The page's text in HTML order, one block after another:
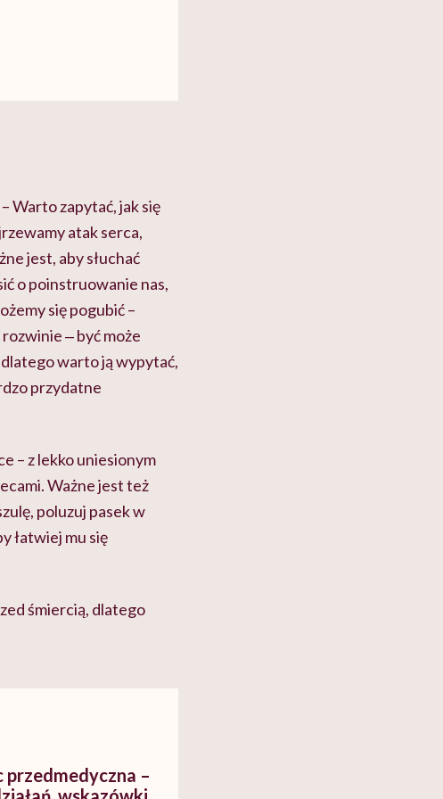
Warto zapytać, jak się
atak serca,
jest, aby słuchać
o poinstruowanie nas,
się pogubić –
‒ być może
warto ją wypytać,
przydatne
– z lekko uniesionym
Ważne jest też
poluzuj pasek w
łatwiej mu się
śmiercią, dlatego
przedmedyczna –